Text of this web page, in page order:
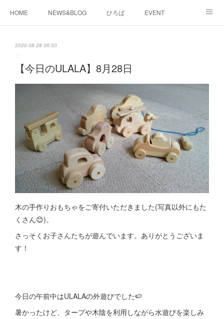
HOME NEWS&BLOG ひろば EVENT
2020.08.28 06:33
【今日のULALA】8月28日
木の手作りおもちゃをご寄付いただきました(写真以外にもた
くさん😊)。
さっそくお子さんたちが遊んでいます。ありがとうございま
す！
今日の午前中はULALAの外遊びでした🍉
暑かったけど、タープや木陰を利用しながら水遊びを楽しみ